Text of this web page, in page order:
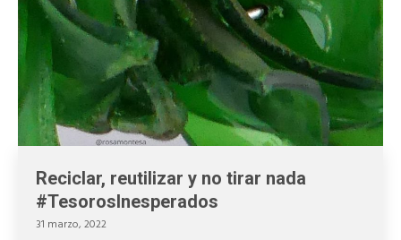
Reciclar, reutilizar y no tirar nada
#TesorosInesperados
31 marzo, 2022